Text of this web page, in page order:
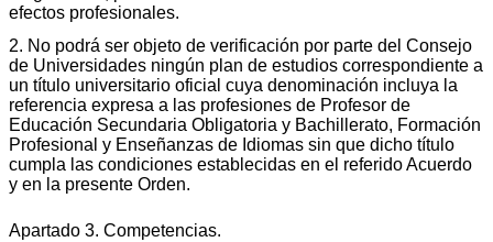
efectos profesionales.
2. No podrá ser objeto de verificación por parte del Consejo
de Universidades ningún plan de estudios correspondiente a
un título universitario oficial cuya denominación incluya la
referencia expresa a las profesiones de Profesor de
Educación Secundaria Obligatoria y Bachillerato, Formación
Profesional y Enseñanzas de Idiomas sin que dicho título
cumpla las condiciones establecidas en el referido Acuerdo
y en la presente Orden.
Apartado 3. Competencias.